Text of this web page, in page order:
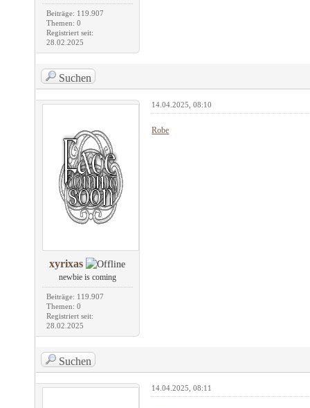
Beiträge: 119.907
Themen: 0
Registriert seit:
28.02.2025
Suchen
xyrixas
newbie is coming
Beiträge: 119.907
Themen: 0
Registriert seit:
28.02.2025
14.04.2025, 08:10
Robe
Suchen
14.04.2025, 08:11